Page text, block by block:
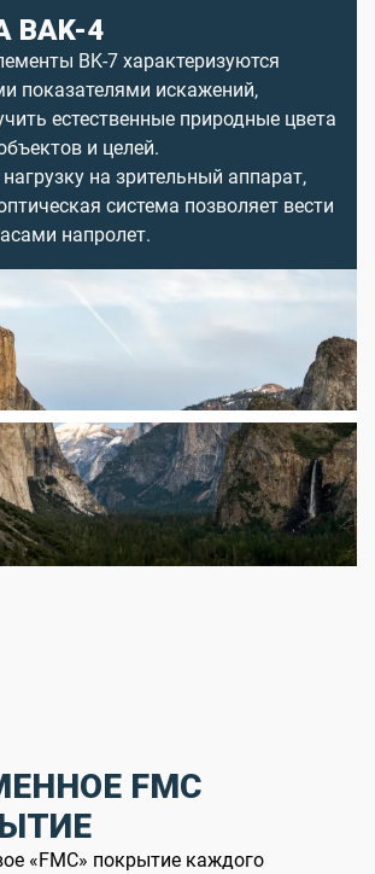
BAK-4
BK-7 характеризуются
показателями искажений,
естественные природные цвета
и целей.
на зрительный аппарат,
система позволяет вести
напролет.
FMC
«FMC» покрытие каждого